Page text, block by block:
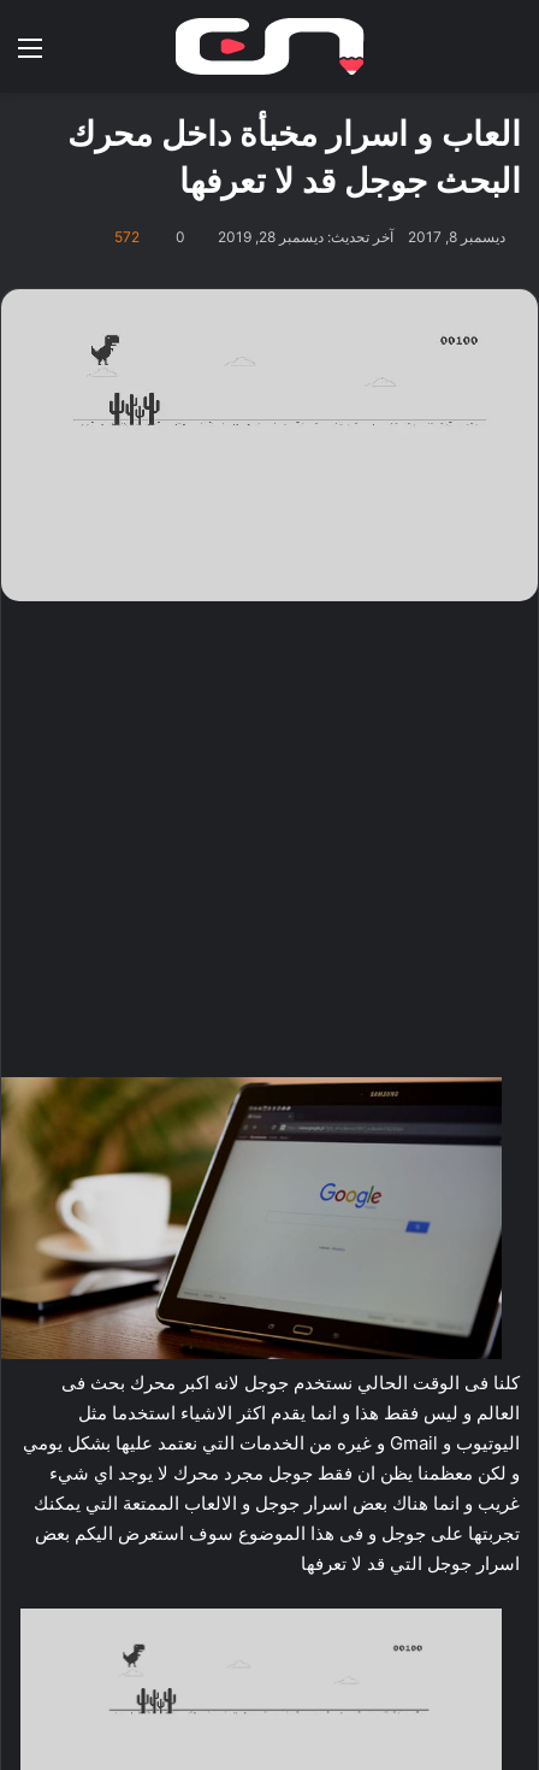
العاب و اسرار مخبأة داخل محرك
البحث جوجل قد لا تعرفها
ديسمبر 8, 2017 آخر تحديث: ديسمبر 28, 2019 0
572
كلنا فى الوقت الحالي نستخدم جوجل لانه اكبر محرك بحث فى
العالم و ليس فقط هذا و انما يقدم اكثر الاشياء استخدما مثل
اليوتيوب و Gmail و غيره من الخدمات التي نعتمد عليها بشكل يومي
و لكن معظمنا يظن ان فقط جوجل مجرد محرك لا يوجد اي شيء
غريب و انما هناك بعض اسرار جوجل و الالعاب الممتعة التي يمكنك
تجربتها على جوجل و فى هذا الموضوع سوف استعرض اليكم بعض
اسرار جوجل التي قد لا تعرفها